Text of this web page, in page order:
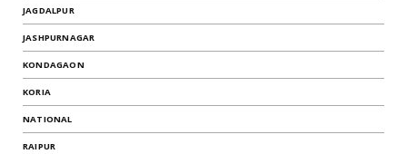
JAGDALPUR
JASHPURNAGAR
KONDAGAON
KORIA
NATIONAL
RAIPUR